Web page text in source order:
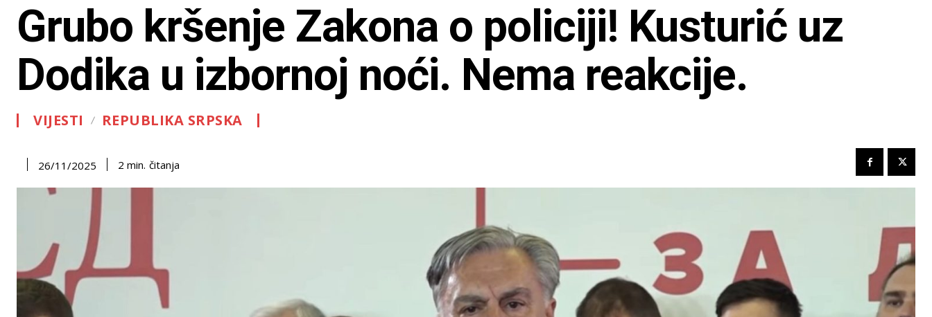
Grubo kršenje Zakona o policiji! Kusturić uz
Dodika u izbornoj noći. Nema reakcije.
VIJESTI REPUBLIKA SRPSKA
26/11/2025 2 min. čitanja